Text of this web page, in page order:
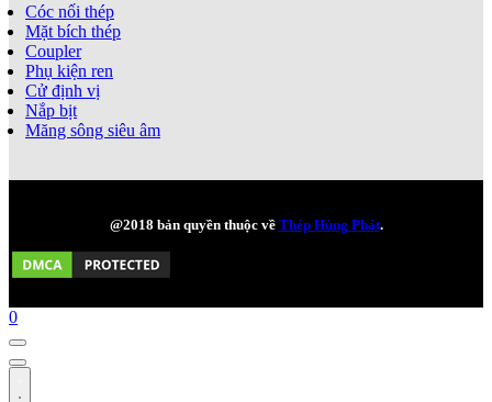
Cóc nối thép
Mặt bích thép
Coupler
Phụ kiện ren
Cử định vị
Nắp bịt
Măng sông siêu âm
@2018 bản quyền thuộc về Thép Hùng Phát.
0